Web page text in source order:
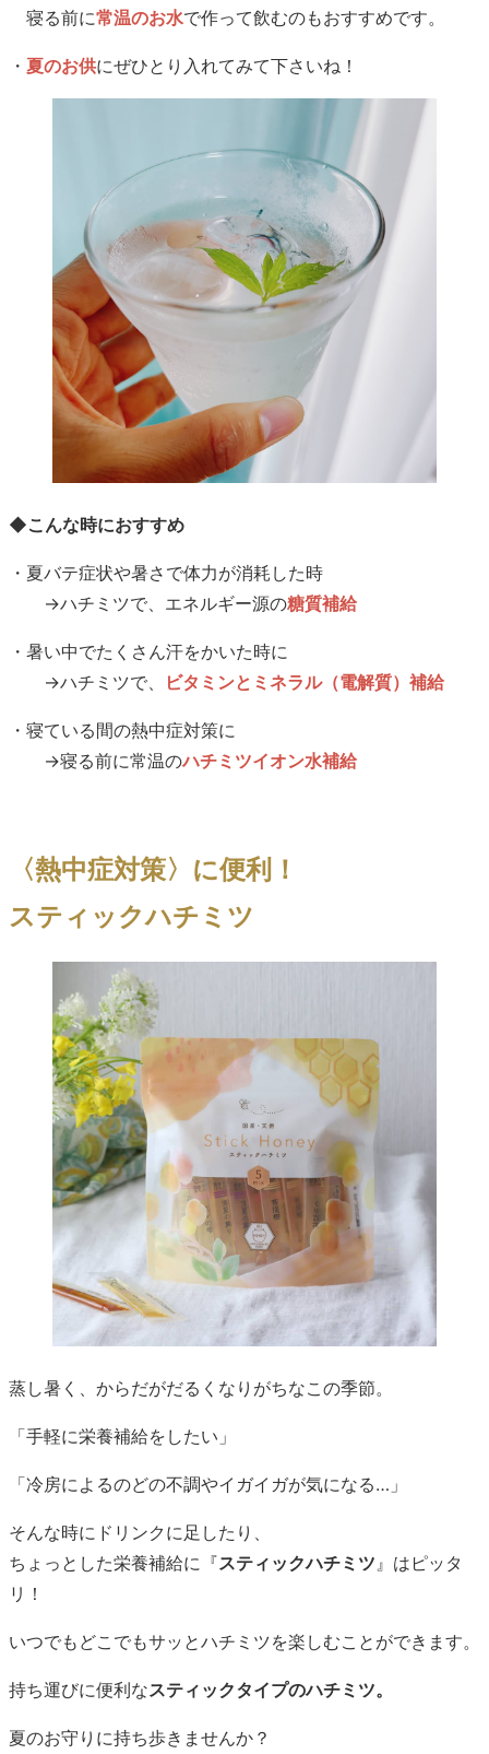
寝る前に常温のお水で作って飲むのもおすすめです。
・ 夏のお供にぜひとり入れてみて下さいね！
◆こんな時におすすめ
・夏バテ症状や暑さで体力が消耗した時
→ハチミツで、エネルギー源の糖質補給
・暑い中でたくさん汗をかいた時に
→ハチミツで、
ビタミンとミネラル（電解質）補給
・寝ている間の熱中症対策に
→寝る前に常温のハチミツイオン水補給
〈熱中症対策〉に便利！
スティックハチミツ
蒸し暑く、からだがだるくなりがちなこの季節。
「手軽に栄養補給をしたい」
「冷房によるのどの不調やイガイガが気になる…」
そんな時にドリンクに足したり、
ちょっとした栄養補給に『スティックハチミツ』はピッタ
リ！
いつでもどこでもサッとハチミツを楽しむことができます。
持ち運びに便利なスティックタイプのハチミツ。
夏のお守りに持ち歩きませんか？